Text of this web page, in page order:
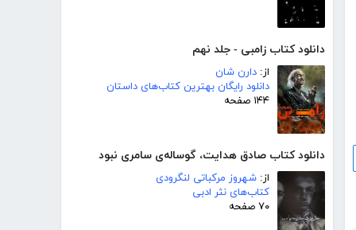
دانلود کتاب زامبی - جلد نهم
از: دارن شان
دانلود رایگان بهترین کتاب‌های داستان
۱۴۴ صفحه
دانلود کتاب صادق هدایت، گوساله‌ی سامری نبود
از: شهروز مرکباتی لنگرودی
کتاب‌های نثر ادبی
۷۰ صفحه